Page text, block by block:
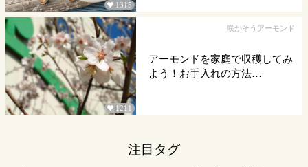
 1315
 1211
咲かそうアーモンド
アーモンドを家庭で収穫してみ
よう！お手入れの方法…
注目タグ